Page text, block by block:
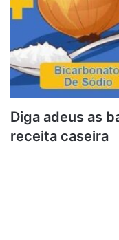
Diga adeus as
receita caseira